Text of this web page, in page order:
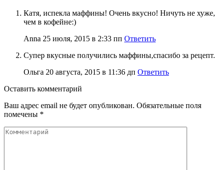
Катя, испекла маффины! Очень вкусно! Ничуть не хуже,
чем в кофейне:)
Anna 25 июля, 2015 в 2:33 пп Ответить
Супер вкусные получились маффины,спасибо за рецепт.
Ольга 20 августа, 2015 в 11:36 дп Ответить
Оставить комментарий
Ваш адрес email не будет опубликован. Обязательные поля
помечены *